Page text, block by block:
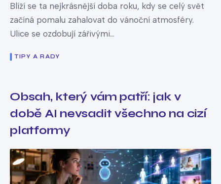
Blíží se ta nejkrásnější doba roku, kdy se celý svět
začíná pomalu zahalovat do vánoční atmosféry.
Ulice se ozdobují zářivými...
TIPY A RADY
Obsah, který vám patří: jak v
době AI nevsadit všechno na cizí
platformy